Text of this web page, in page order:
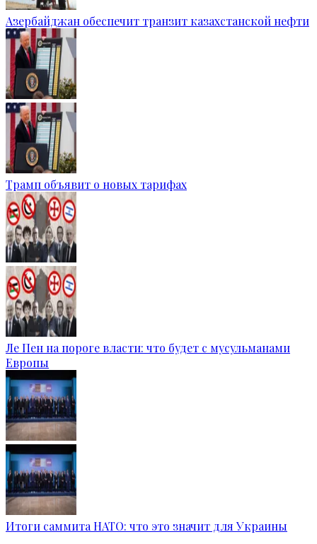
Азербайджан обеспечит транзит казахстанской нефти
Трамп объявит о новых тарифах
Ле Пен на пороге власти: что будет с мусульманами
Европы
Итоги саммита НАТО: что это значит для Украины